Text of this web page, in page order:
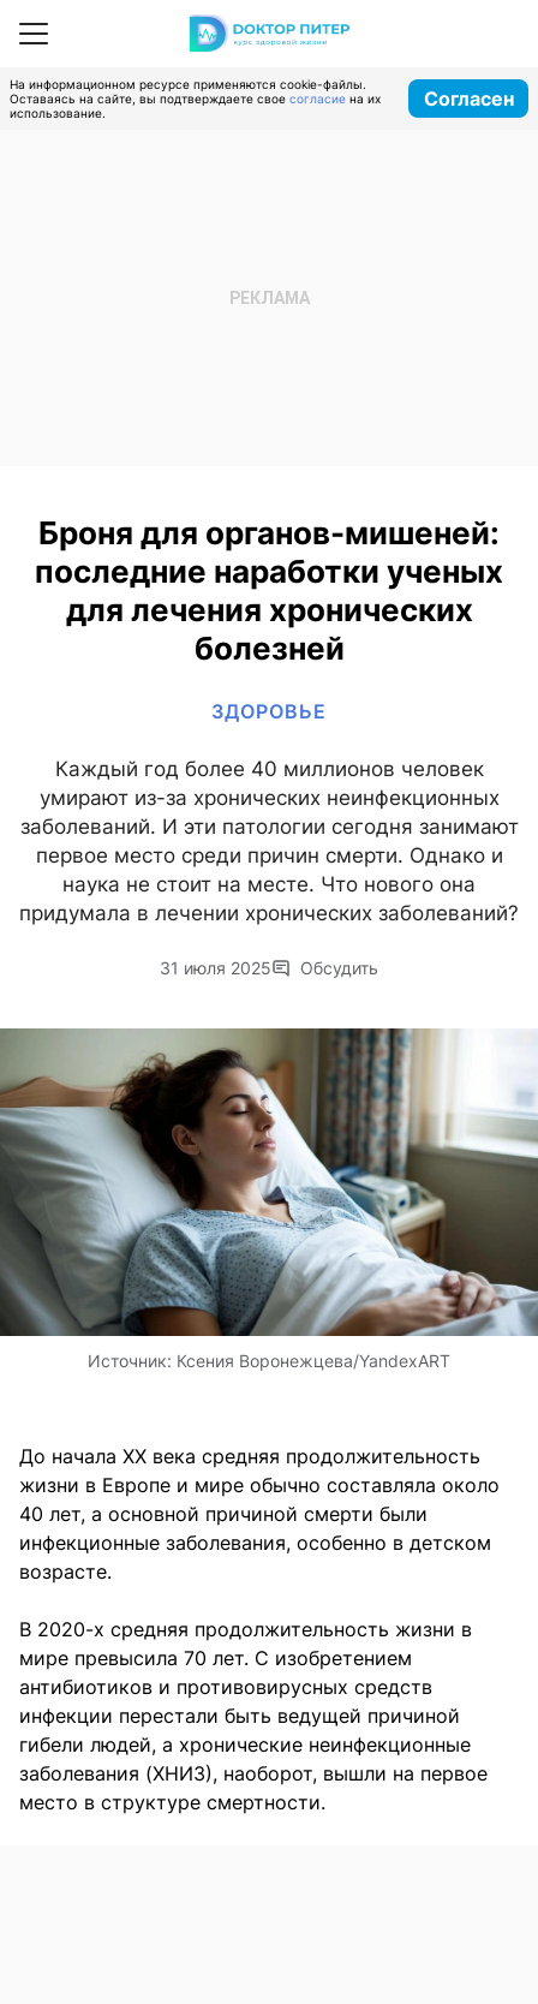
На информационном ресурсе применяются cookie-файлы.
Оставаясь на сайте, вы подтверждаете свое согласие на их
использование.
Согласен
Броня для органов-мишеней:
последние наработки ученых
для лечения хронических
болезней
ЗДОРОВЬЕ
Каждый год более 40 миллионов человек
умирают из-за хронических неинфекционных
заболеваний. И эти патологии сегодня занимают
первое место среди причин смерти. Однако и
наука не стоит на месте. Что нового она
придумала в лечении хронических заболеваний?
31 июля 2025 Обсудить
Источник: Ксения Воронежцева/YandexART
До начала XX века средняя продолжительность
жизни в Европе и мире обычно составляла около
40 лет, а основной причиной смерти были
инфекционные заболевания, особенно в детском
возрасте.
В 2020-х средняя продолжительность жизни в
мире превысила 70 лет. С изобретением
антибиотиков и противовирусных средств
инфекции перестали быть ведущей причиной
гибели людей, а хронические неинфекционные
заболевания (ХНИЗ), наоборот, вышли на первое
место в структуре смертности.